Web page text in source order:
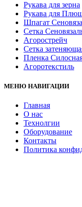
Рукава для зерна
Рукава для
Шпагат
Сетка
Агорострейч
Сетка
Пленка
Агоротекстиль
МЕНЮ НАВИГАЦИИ
Главная
О нас
Технолгии
Оборудование
Контакты
Политика